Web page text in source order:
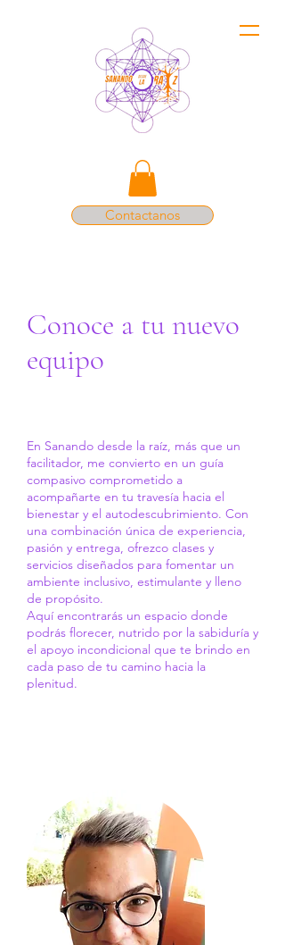
Contactanos
Conoce a tu nuevo
equipo
En Sanando desde la raíz, más que un
facilitador, me convierto en un guía
compasivo comprometido a
acompañarte en tu travesía hacia el
bienestar y el autodescubrimiento. Con
una combinación única de experiencia,
pasión y entrega, ofrezco clases y
servicios diseñados para fomentar un
ambiente inclusivo, estimulante y lleno
de propósito.
Aquí encontrarás un espacio donde
podrás florecer, nutrido por la sabiduría y
el apoyo incondicional que te brindo en
cada paso de tu camino hacia la
plenitud.